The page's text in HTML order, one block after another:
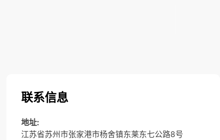
联系信息
地址:
江苏省苏州市张家港市杨舍镇东莱东七公路8号